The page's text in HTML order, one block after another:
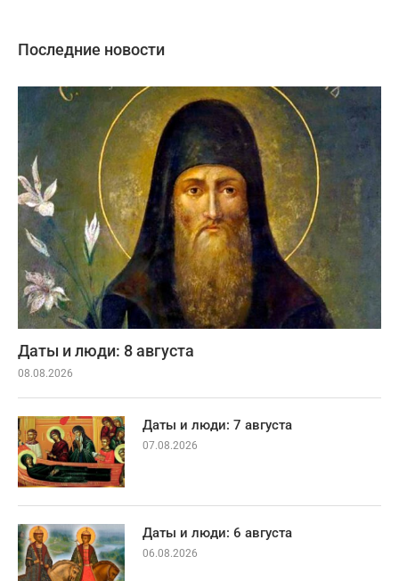
Последние новости
Даты и люди: 8 августа
08.08.2026
Даты и люди: 7 августа
07.08.2026
Даты и люди: 6 августа
06.08.2026